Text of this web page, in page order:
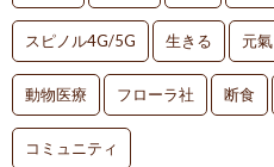
スピノル4G/5G 生きる 元氣
動物医療 フローラ社 断食
コミュニティ